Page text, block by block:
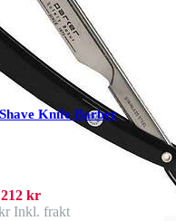
Knife Barber
212 kr
Inkl. frakt